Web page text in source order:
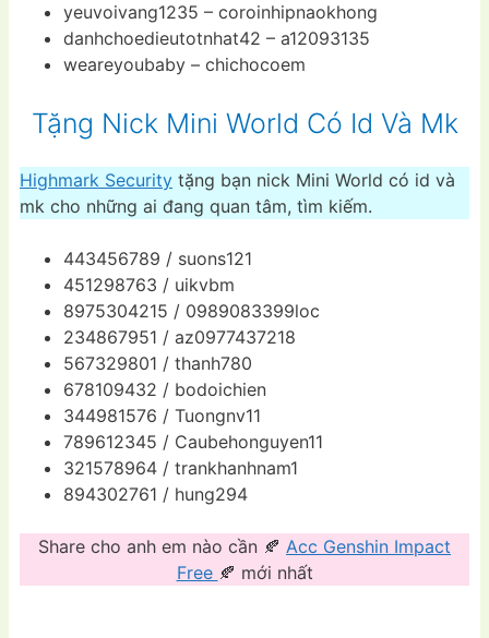
yeuvoivang1235 – coroinhipnaokhong
danhchoedieutotnhat42 – a12093135
weareyoubaby – chichocoem
Tặng Nick Mini World Có Id Và Mk
Highmark Security tặng bạn nick Mini World có id và
mk cho những ai đang quan tâm, tìm kiếm.
443456789 / suons121
451298763 / uikvbm
8975304215 / 0989083399loc
234867951 / az0977437218
567329801 / thanh780
678109432 / bodoichien
344981576 / Tuongnv11
789612345 / Caubehonguyen11
321578964 / trankhanhnam1
894302761 / hung294
Share cho anh em nào cần 🍂 Acc Genshin Impact
Free 🍂 mới nhất